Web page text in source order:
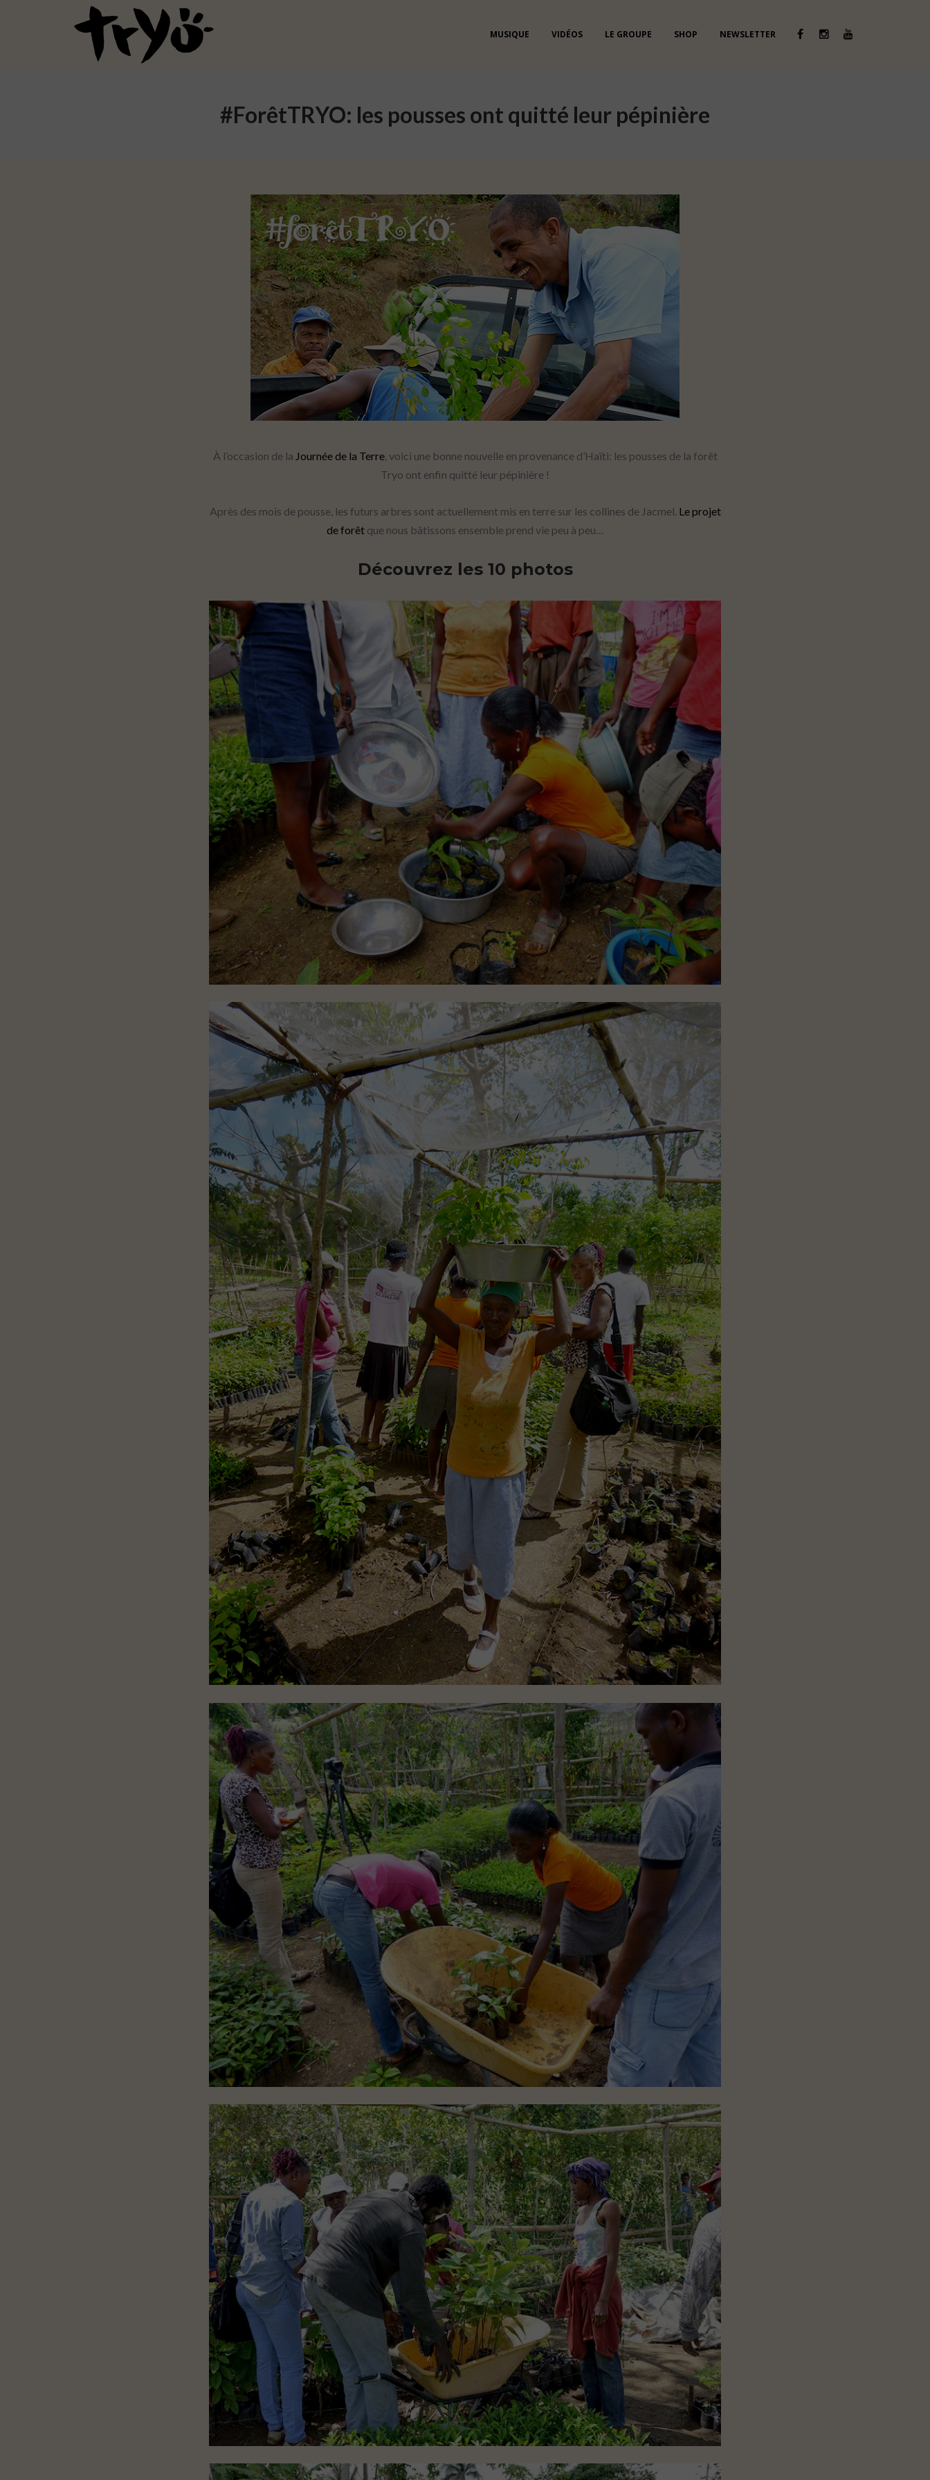
MUSIQUE VIDÉOS LE GROUPE SHOP NEWSLETTER
#ForêtTRYO: les pousses ont quitté leur pépinière
À l’occasion de la Journée de la Terre, voici une bonne nouvelle en provenance d’Haïti: les pousses de la forêt
Tryo ont enfin quitté leur pépinière !
Après des mois de pousse, les futurs arbres sont actuellement mis en terre sur les collines de Jacmel. Le projet
de forêtque nous bâtissons ensemble prend vie peu à peu…
Découvrez les 10 photos